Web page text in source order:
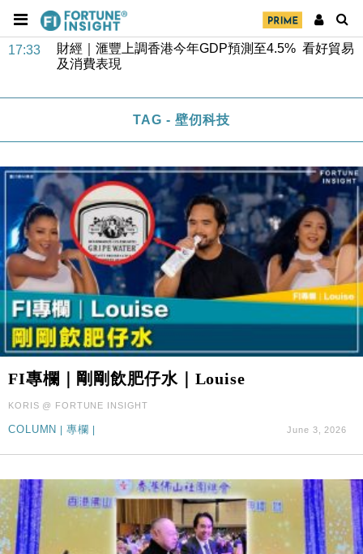
財經｜華僑銀行上半年淨利創新高 中期息增15%至
47仙
17:33
財經｜滙豐上調香港今年GDP預測至4.5% 看好貿易
及消費表現
財經｜日經失守6.5萬點後回穩 全周仍升近2%
15:47
財經｜恒隆10月換帥 玩具「反」斗城亞洲CEO蔡德
粦接任
15:11
財經｜韓股反覆波動收跌 連挫7周創逾3年最長跌勢
13:44
財經｜內地7月美元計價出口增近24%勝預期 貿易順
差達1125億美元
12:44
財經｜日本春季三度入市撐日圓 4月單日斥6.28萬億
日圓干預創新高
11:12
國際｜特朗普料美伊戰事快結束 承認部分彈藥庫存緊
張
15:59
財經｜SA售股自救後再出手 斥4億美元押注未上市公
司
47仙
17:33
財經｜滙豐上調香港今年GDP預測至4.5% 看好貿易
16:47
本地｜假冒內地執法人員要求交「保證金」 43歲女子
損失近6900萬元
16:05
財經｜日經失守6.5萬點後回穩 全周仍升近2%
TAG - 壁仞科技
FI專欄｜剛剛飲肥仔水｜Louise
KORIS @ FORTUNE INSIGHT
COLUMN 專欄 June 3, 2026